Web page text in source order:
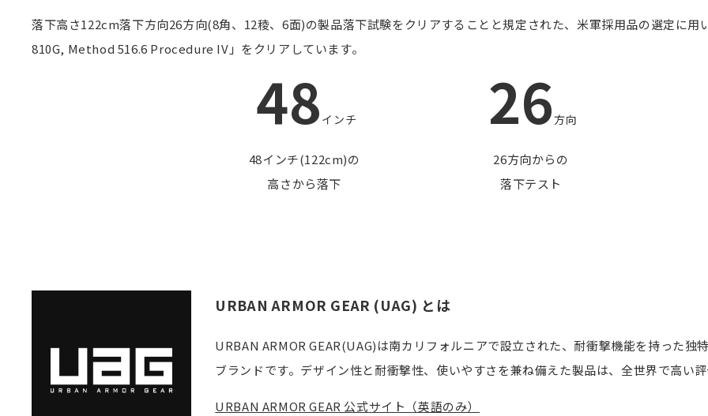
落下高さ122cm落下方向26方向(8角、12稜、6面)の製品落下試験をクリアすることと規定された、米軍採用品の選定に
810G, Method 516.6 Procedure IV」をクリアしています。
48 インチ
48インチ(122cm)の
高さから落下
26方向
26方向からの
落下テスト
URBAN ARMOR GEAR (UAG) とは
URBAN ARMOR GEAR(UAG)は南カリフォルニアで設立された、耐衝撃機能を持った
ブランドです。デザイン性と耐衝撃性、使いやすさを兼ね備えた製品は、全世界で高い
URBAN ARMOR GEAR 公式サイト（英語のみ）